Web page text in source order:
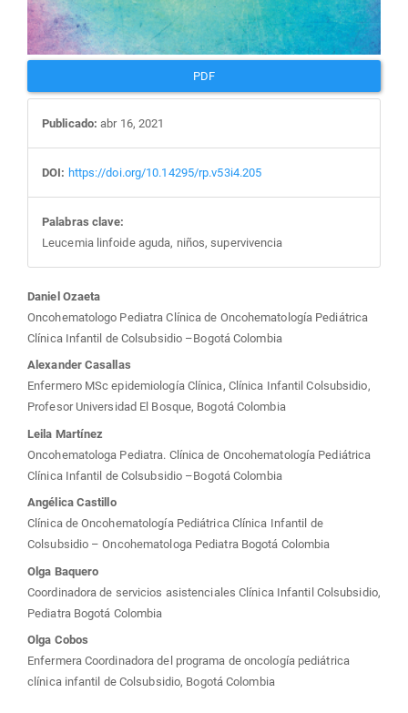
PDF
Publicado: abr 16, 2021
DOI: https://doi.org/10.14295/rp.v53i4.205
Palabras clave:
Leucemia linfoide aguda, niños, supervivencia
Contenido
principal
del
artículo
Daniel Ozaeta
Oncohematologo Pediatra Clínica de Oncohematología Pediátrica
Clínica Infantil de Colsubsidio –Bogotá Colombia
Alexander Casallas
Enfermero MSc epidemiología Clínica, Clínica Infantil Colsubsidio,
Profesor Universidad El Bosque, Bogotá Colombia
Leila Martínez
Oncohematologa Pediatra. Clínica de Oncohematología Pediátrica
Clínica Infantil de Colsubsidio –Bogotá Colombia
Angélica Castillo
Clínica de Oncohematología Pediátrica Clínica Infantil de
Colsubsidio – Oncohematologa Pediatra Bogotá Colombia
Olga Baquero
Coordinadora de servicios asistenciales Clínica Infantil Colsubsidio,
Pediatra Bogotá Colombia
Olga Cobos
Enfermera Coordinadora del programa de oncología pediátrica
clínica infantil de Colsubsidio, Bogotá Colombia